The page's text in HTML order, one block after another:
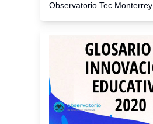
Observatorio Tec Monterrey